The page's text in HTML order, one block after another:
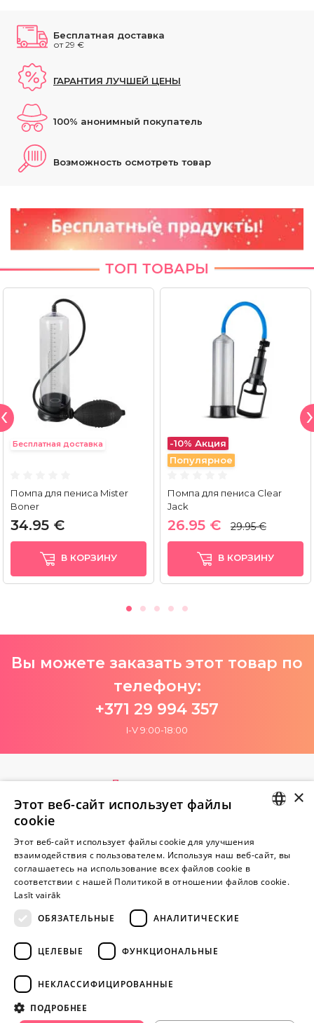
Бесплатная доставка
от 29 €
ГАРАНТИЯ ЛУЧШЕЙ ЦЕНЫ
100% анонимный покупатель
Возможность осмотреть товар
ТОП ТОВАРЫ
Бесплатная доставка
Помпа для пениса Mister
Boner
34.95 €
В КОРЗИНУ
-10% Акция
Популярное
Помпа для пениса Clear
Jack
26.95 € 29.95 €
В КОРЗИНУ
Вы можете заказать этот товар по
телефону:
+371 29 994 357
I-V 9:00-18:00
Пока нет отзывов
Внимание! Yesyes.lv содержит откровенную сексуальную
информацию и изо.
+371 29 994 357
info@yesyes.lv
RUSSIAN
×
Этот веб-сайт использует файлы
cookie
Этот веб-сайт использует файлы cookie для улучшения
взаимодействия с пользователем. Используя наш веб-сайт, вы
соглашаетесь на использование всех файлов cookie в
соответствии с нашей Политикой в ​​отношении файлов cookie.
Lasīt vairāk
ОБЯЗАТЕЛЬНЫЕ
АНАЛИТИЧЕСКИЕ
ЦЕЛЕВЫЕ ФУНКЦИОНАЛЬНЫЕ
НЕКЛАССИФИЦИРОВАННЫЕ
ПОДРОБНЕЕ